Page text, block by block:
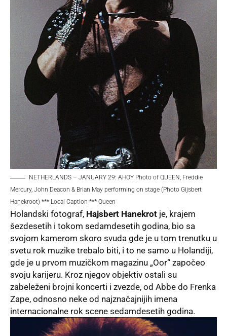
NETHERLANDS – JANUARY 29: AHOY Photo of QUEEN, Freddie
Mercury, John Deacon & Brian May performing on stage (Photo Gijsbert
Hanekroot) *** Local Caption *** Queen
Holandski fotograf, Hajsbert Hanekrot je, krajem
šezdesetih i tokom sedamdesetih godina, bio sa
svojom kamerom skoro svuda gde je u tom trenutku u
svetu rok muzike trebalo biti, i to ne samo u Holandiji,
gde je u prvom muzičkom magazinu „Oor“ započeo
svoju karijeru. Kroz njegov objektiv ostali su
zabeleženi brojni koncerti i zvezde, od Abbe do Frenka
Zape, odnosno neke od najznačajnijih imena
internacionalne rok scene sedamdesetih godina.